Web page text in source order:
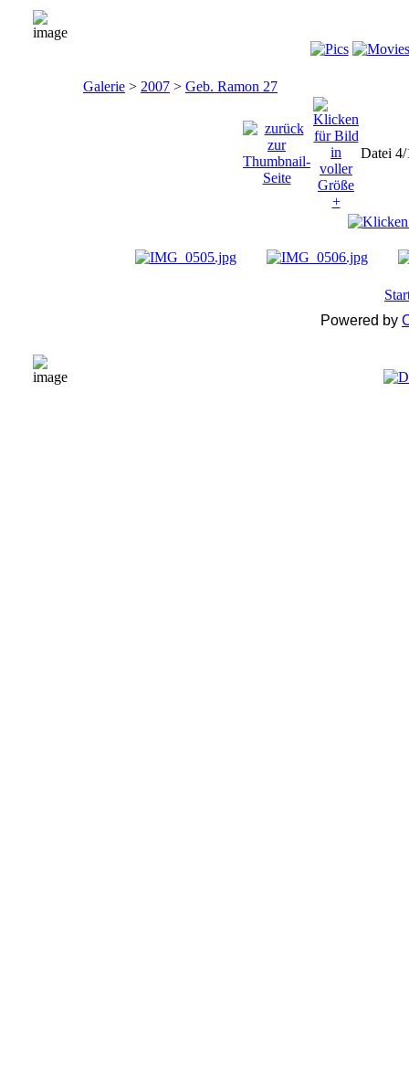
Galerie > 2007 > Geb. Ramon 27
Datei 4/
Powered by